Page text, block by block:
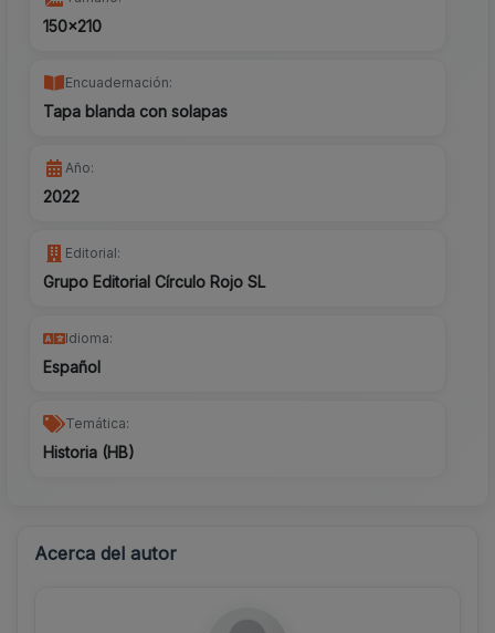
150x210
Encuadernación:
Tapa blanda con solapas
Año:
2022
Editorial:
Grupo Editorial Círculo Rojo SL
Idioma:
Español
Temática:
Historia (HB)
Acerca del autor